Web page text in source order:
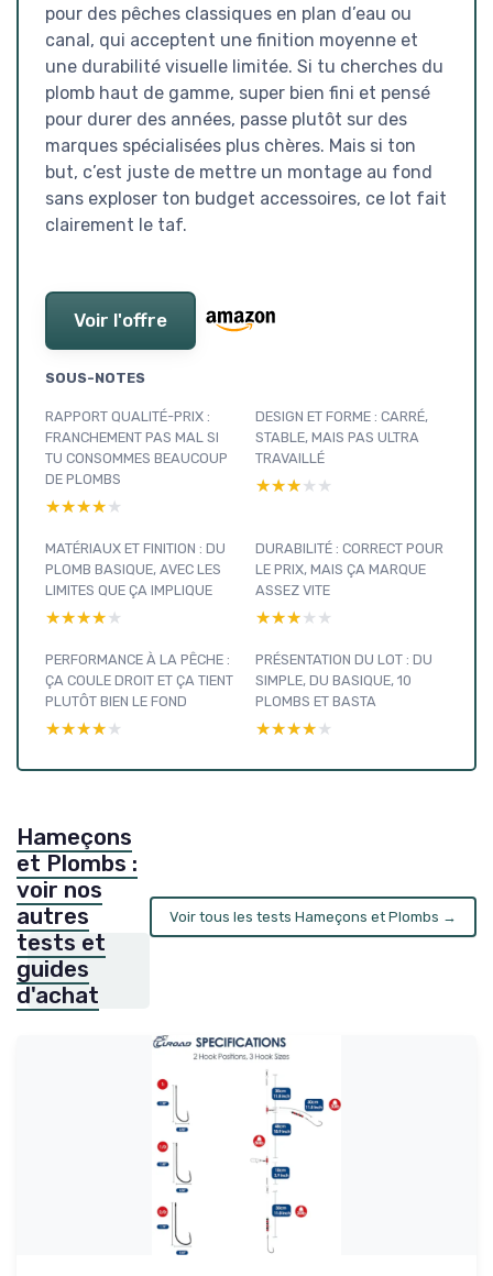
pour des pêches classiques en plan d’eau ou
canal, qui acceptent une finition moyenne et
une durabilité visuelle limitée. Si tu cherches du
plomb haut de gamme, super bien fini et pensé
pour durer des années, passe plutôt sur des
marques spécialisées plus chères. Mais si ton
but, c’est juste de mettre un montage au fond
sans exploser ton budget accessoires, ce lot fait
clairement le taf.
Voir l'offre
SOUS-NOTES
RAPPORT QUALITÉ-PRIX :
FRANCHEMENT PAS MAL SI
TU CONSOMMES BEAUCOUP
DE PLOMBS
★★★★★
★★★★★
DESIGN ET FORME : CARRÉ,
STABLE, MAIS PAS ULTRA
TRAVAILLÉ
★★★★★
★★★★★
MATÉRIAUX ET FINITION : DU
PLOMB BASIQUE, AVEC LES
LIMITES QUE ÇA IMPLIQUE
★★★★★
★★★★★
DURABILITÉ : CORRECT POUR
LE PRIX, MAIS ÇA MARQUE
ASSEZ VITE
★★★★★
★★★★★
PERFORMANCE À LA PÊCHE :
ÇA COULE DROIT ET ÇA TIENT
PLUTÔT BIEN LE FOND
★★★★★
★★★★★
PRÉSENTATION DU LOT : DU
SIMPLE, DU BASIQUE, 10
PLOMBS ET BASTA
★★★★★
★★★★★
Hameçons
et Plombs :
voir nos
autres
tests et
guides
d'achat
Voir tous les tests Hameçons et Plombs →